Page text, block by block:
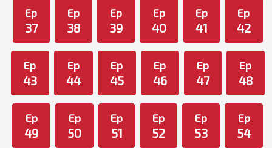
Ep
37
Ep
38
Ep
39
Ep
40
Ep
41
Ep
42
Ep
43
Ep
44
Ep
45
Ep
46
Ep
47
Ep
48
Ep
49
Ep
50
Ep
51
Ep
52
Ep
53
Ep
54